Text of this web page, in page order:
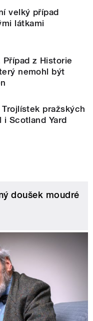
velký případ
látkami
Případ z Historie
nemohl být
pražských
Scotland Yard
doušek moudré